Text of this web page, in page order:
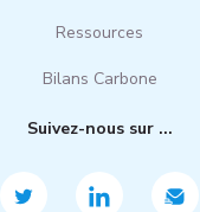
Ressources
Bilans Carbone
Suivez-nous sur ...